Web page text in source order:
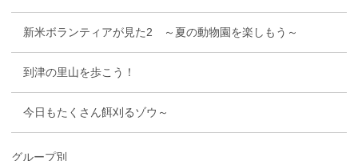
新米ボランティアが見た2 ～夏の動物園を楽しもう～
到津の里山を歩こう！
今日もたくさん餌刈るゾウ～
グループ別